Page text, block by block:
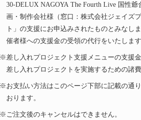
30-DELUX NAGOYA The Fourth Live 国性爺
画・制作会社様（窓口：株式会社ジェイズ
ト」の支援にお申込みされたものとみなし
催者様への支援金の受領の代行をいたします
※差し入れプロジェクト支援メニューの支援
差し入れプロジェクトを実施するための諸
※お支払い方法はこのページ下部に記載の通
おります。
※ご注文後のキャンセルはできません。